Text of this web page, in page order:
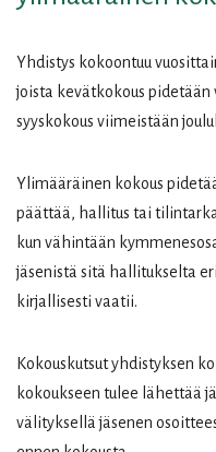
Yhdistys kokoontuu
joista kevätkokous pidetään
syyskokous viimeistään
Ylimääräinen kokous
päättää, hallitus tai
kun vähintään
jäsenistä sitä hallitukselta
kirjallisesti vaatii.
Kokouskutsut yhdistyksen
kokoukseen tulee lähettää
välityksellä jäsenen